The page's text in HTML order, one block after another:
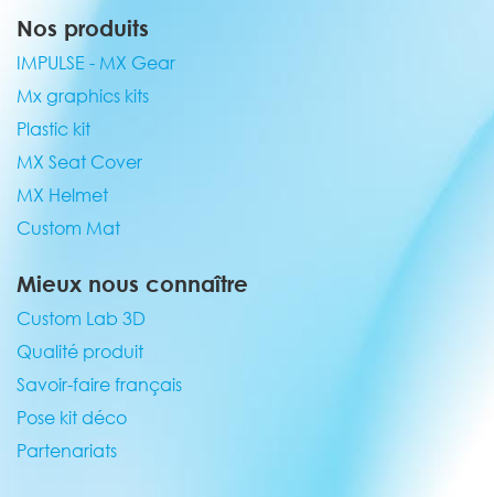
Nos produits
IMPULSE - MX Gear
Mx graphics kits
Plastic kit
MX Seat Cover
MX Helmet
Custom Mat
Mieux nous connaître
Custom Lab 3D
Qualité produit
Savoir-faire français
Pose kit déco
Partenariats